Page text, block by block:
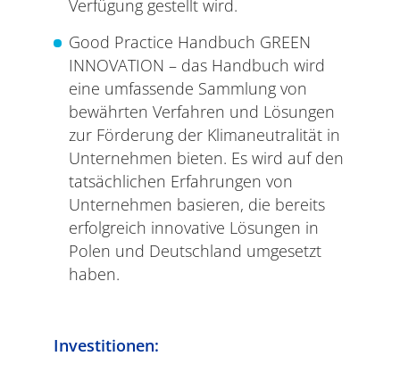
Verfügung gestellt wird.
Good Practice Handbuch GREEN
INNOVATION – das Handbuch wird
eine umfassende Sammlung von
bewährten Verfahren und Lösungen
zur Förderung der Klimaneutralität in
Unternehmen bieten. Es wird auf den
tatsächlichen Erfahrungen von
Unternehmen basieren, die bereits
erfolgreich innovative Lösungen in
Polen und Deutschland umgesetzt
haben.
Investitionen: